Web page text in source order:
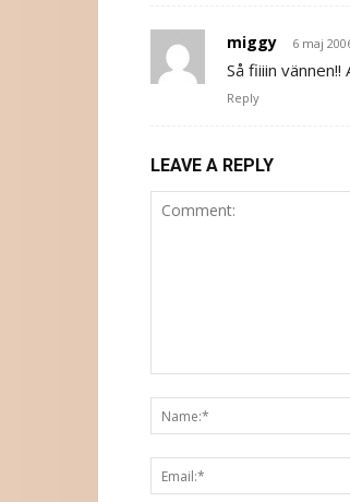
miggy 6 maj
Så fiiiin
Reply
LEAVE A REPLY